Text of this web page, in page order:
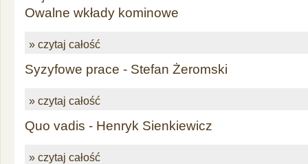
Owalne wkłady kominowe
» czytaj całość
Syzyfowe prace - Stefan Żeromski
» czytaj całość
Quo vadis - Henryk Sienkiewicz
» czytaj całość